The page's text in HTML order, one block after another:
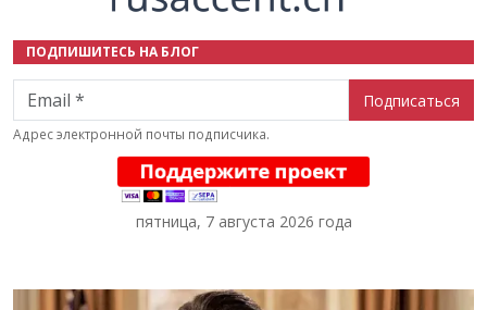
ПОДПИШИТЕСЬ НА БЛОГ
Email
Адрес электронной почты подписчика.
пятница, 7 августа 2026 года